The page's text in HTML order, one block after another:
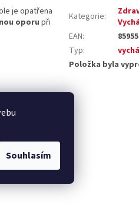
Souhlasím
je opatřena
oporupři
Kategorie:
EAN:
Typ:
Položka byla